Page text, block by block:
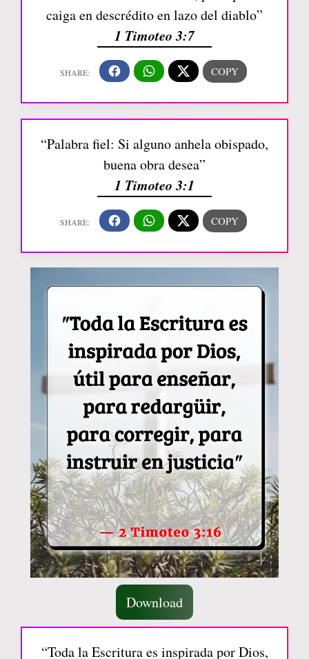
caiga en descrédito en lazo del diablo”
1 Timoteo 3:7
“Palabra fiel: Si alguno anhela obispado,
buena obra desea”
1 Timoteo 3:1
Download
“Toda la Escritura es inspirada por Dios,